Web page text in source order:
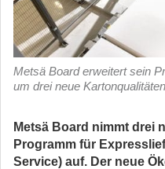
Metsä Board erweitert sein
um drei neue
Metsä Board nimmt drei
Programm für
Service) auf. Der neue